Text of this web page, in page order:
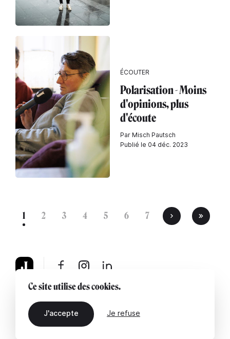
ÉCOUTER
Polarisation - Moins
d'opinions, plus
d'écoute
Par Misch Pautsch
Publié le 04 déc. 2023
1 2 3 4 5 6 7
À propos Mentions légales Contactez-nous
Ce site utilise des cookies.
J'accepte Je refuse